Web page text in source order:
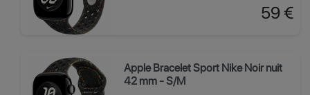
Prix
59 €
Apple Bracelet Sport Nike Noir nuit
42 mm - S/M